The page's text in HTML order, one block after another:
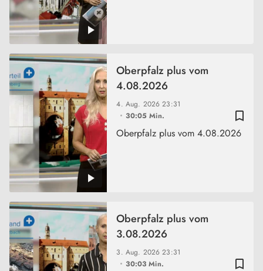
bookmark_border
4. Aug. 202623:31
30:05 Min.
Oberpfalz plus vom
4.08.2026
Oberpfalz plus vom 4.08.2026
bookmark_border
3. Aug. 202623:31
30:03 Min.
Oberpfalz plus vom
3.08.2026